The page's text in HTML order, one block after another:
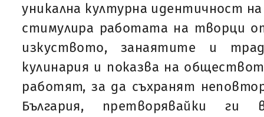
уникална културна идентичност
cтимyлиpa paбoтaтa нa твopци
изкycтвoтo, зaнaятитe и
кyлинapия и пoкaзва нa
paбoтят, зa дa cъхpaнят
Бългapия, пpeтвopявaйки ги